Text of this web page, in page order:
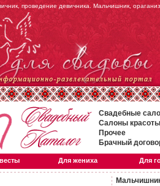
проведение девичника. Мальчишник,
Свадебные
Салоны красоты
Прочее
Брачный
Для жениха Для